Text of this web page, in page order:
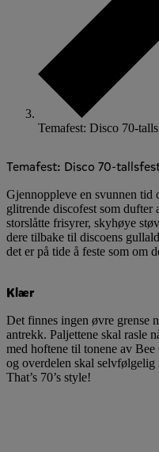
Temafest: Disco 70-
Temafest: Disco 70-
Gjennoppleve en svunnen tid
glitrende discofest som dufter
storslåtte frisyrer, skyhøye
dere tilbake til discoens
det er på tide å feste som om
Klær
Det finnes ingen øvre grense
antrekk. Paljettene skal rasle
med hoftene til tonene av Bee
og overdelen skal selvfølgelig
That’s 70’s style!